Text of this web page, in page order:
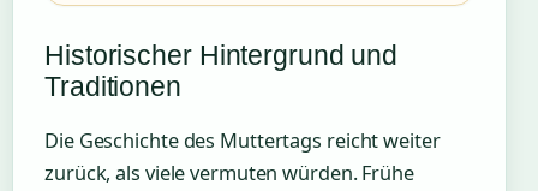
Historischer Hintergrund und
Traditionen
Die Geschichte des Muttertags reicht weiter
zurück, als viele vermuten würden. Frühe